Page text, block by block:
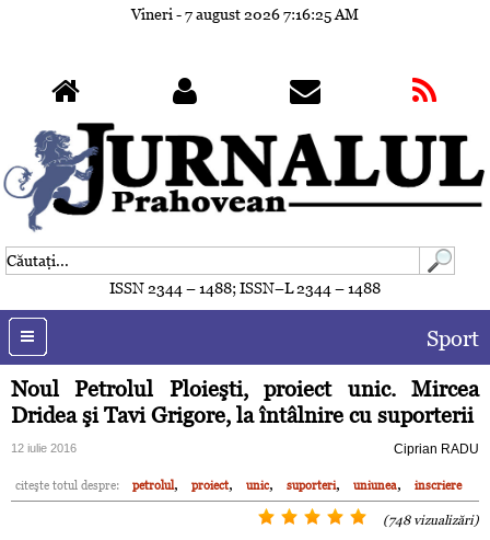
Vineri - 7 august 20267:16:28 AM
ISSN 2344 – 1488; ISSN–L 2344 – 1488
Sport
Noul Petrolul Ploieşti, proiect unic. Mircea
Dridea şi Tavi Grigore, la întâlnire cu suporterii
12 iulie 2016 Ciprian RADU
citeşte totul despre: petrolul, proiect, unic, suporteri, uniunea, inscriere
(748 vizualizări)